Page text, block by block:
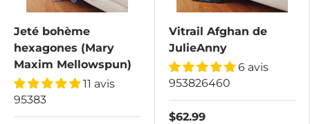
Jeté bohème
hexagones (Mary
Maxim Mellowspun)
11 avis
95383
Vitrail Afghan de
JulieAnny
6 avis
953826460
$62.99